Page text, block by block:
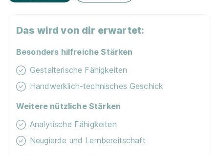
Das wird von dir erwartet:
Besonders hilfreiche Stärken
Gestalterische Fähigkeiten
Handwerklich-technisches Geschick
Weitere nützliche Stärken
Analytische Fähigkeiten
Neugierde und Lernbereitschaft